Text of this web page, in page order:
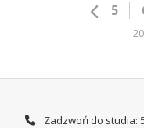
5
Zadzwoń do studia: